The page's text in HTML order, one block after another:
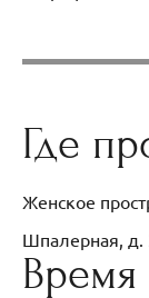
Где
Женское
Шпалерная, д.
Время